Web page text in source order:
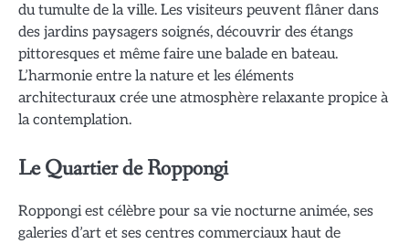
du tumulte de la ville. Les visiteurs peuvent flâner dans
des jardins paysagers soignés, découvrir des étangs
pittoresques et même faire une balade en bateau.
L’harmonie entre la nature et les éléments
architecturaux crée une atmosphère relaxante propice à
la contemplation.
Le Quartier de Roppongi
Roppongi est célèbre pour sa vie nocturne animée, ses
galeries d’art et ses centres commerciaux haut de